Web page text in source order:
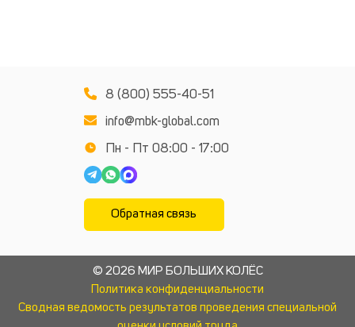
8 (800) 555-40-51
info@mbk-global.com
Пн - Пт 08:00 - 17:00
Обратная связь
© 2026 МИР БОЛЬШИХ КОЛЁС
Политика конфиденциальности
Сводная ведомость результатов проведения специальной